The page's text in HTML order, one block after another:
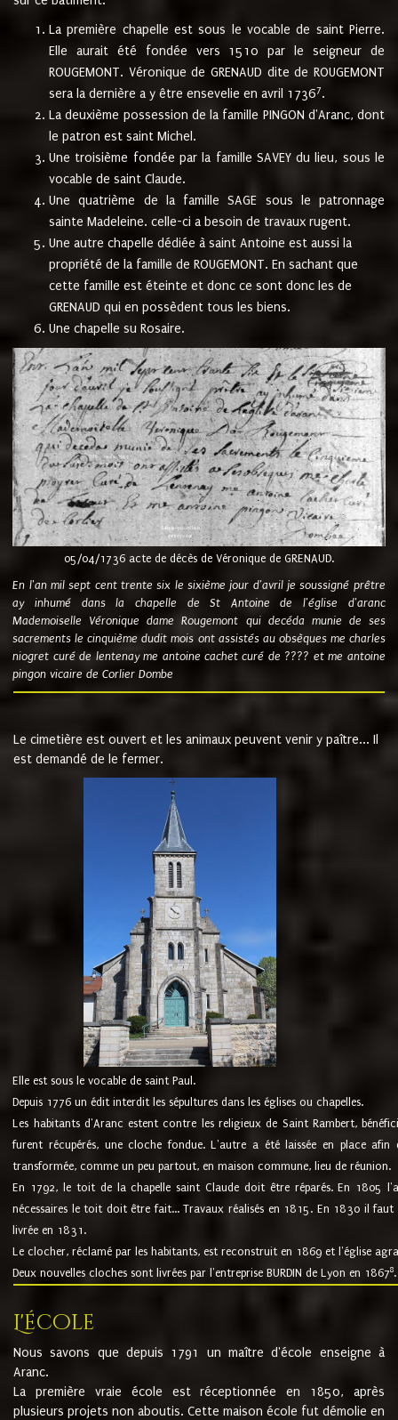
La première chapelle est sous le vocable de saint Pierre.
Elle aurait été fondée vers 1510 par le seigneur de
ROUGEMONT. Véronique de GRENAUD dite de ROUGEMONT
sera la dernière a y être ensevelie en avril 17367.
La deuxième possession de la famille PINGON d'Aranc, dont
le patron est saint Michel.
Une troisième fondée par la famille SAVEY du lieu, sous le
vocable de saint Claude.
Une quatrième de la famille SAGE sous le patronnage
sainte Madeleine. celle-ci a besoin de travaux rugent.
Une autre chapelle dédiée à saint Antoine est aussi la
propriété de la famille de ROUGEMONT. En sachant que
cette famille est éteinte et donc ce sont donc les de
GRENAUD qui en possèdent tous les biens.
Une chapelle su Rosaire.
05/04/1736 acte de décès de Véronique de GRENAUD.
En l'an mil sept cent trente six le sixième jour d'avril je soussigné prêtre
ay inhumé dans la chapelle de St Antoine de l'église d'aranc
Mademoiselle Véronique dame Rougemont qui decéda munie de ses
sacrements le cinquième dudit mois ont assistés au obsèques me charles
niogret curé de lentenay me antoine cachet curé de ???? et me antoine
pingon vicaire de Corlier Dombe
Le cimetière est ouvert et les animaux peuvent venir y paître... Il
est demandé de le fermer.
Elle est sous le vocable de saint Paul.
Depuis 1776 un édit interdit les sépultures dans les églises ou chapelles.
Les habitants d'Aranc estent contre les religieux de Saint Rambert,
furent récupérés, une cloche fondue. L'autre a été laissée en place
transformée, comme un peu partout, en maison commune, lieu de réunion.
En 1792, le toit de la chapelle saint Claude doit être réparés. En 1805
nécessaires le toit doit être fait... Travaux réalisés en 1815. En 1830 il
livrée en 1831.
Le clocher, réclamé par les habitants, est reconstruit en 1869 et l'église
Deux nouvelles cloches sont livrées par l'entreprise BURDIN de Lyon en 18678.
L'école
Nous savons que depuis 1791 un maître d'école enseigne à
Aranc.
La première vraie école est réceptionnée en 1850, après
plusieurs projets non aboutis. Cette maison école fut démolie en